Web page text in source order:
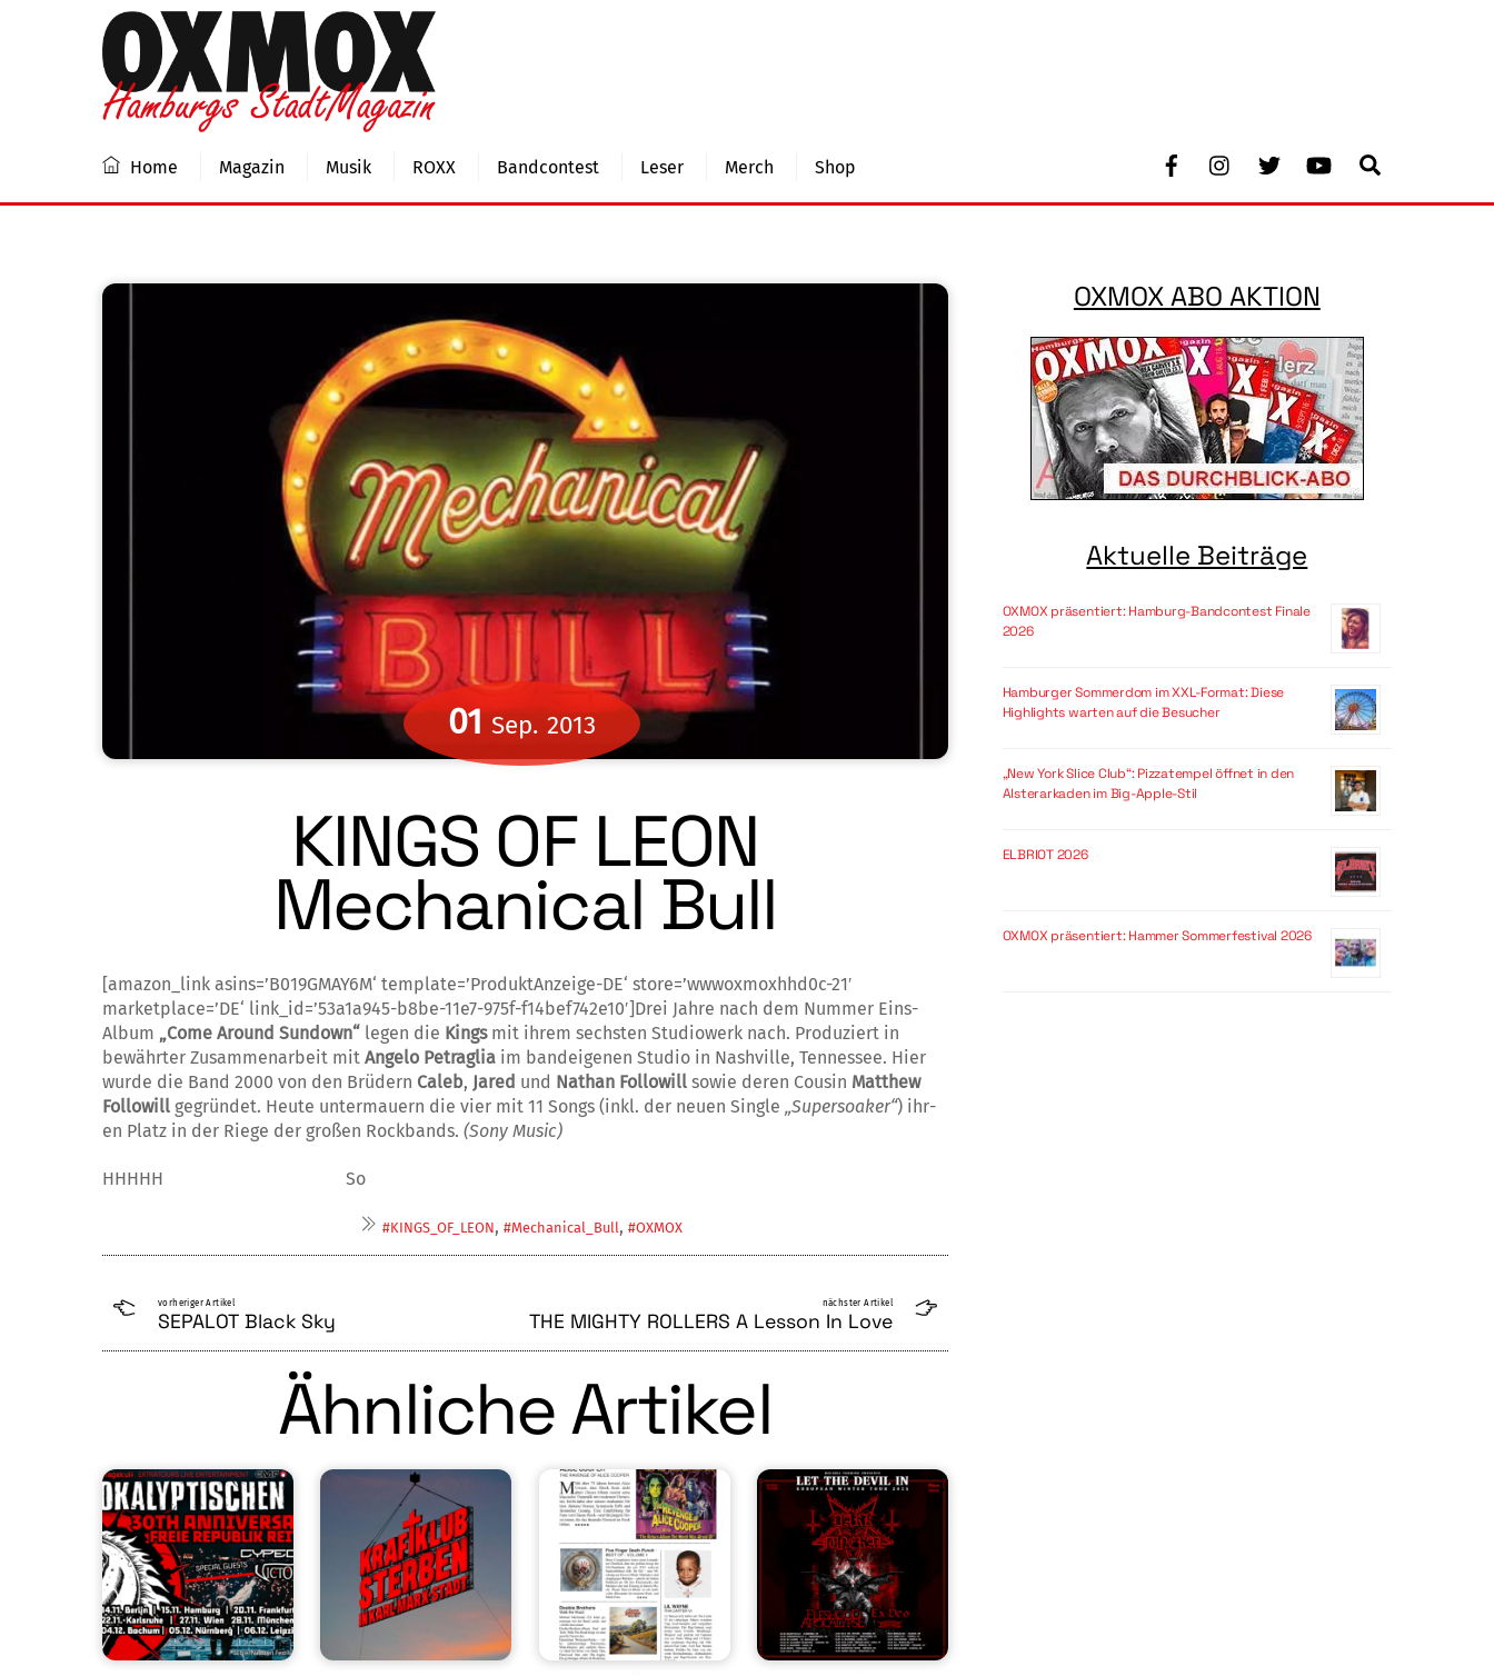
Facebook Youtube
Home Magazin Musik ROXX Bandcontest Leser Merch Shop
01 Sep. 2013
KINGS OF LEON
Mechanical Bull
[amazon_link asins=’B019GMAY6M‘ template=’ProduktAnzeige-DE‘ store=’wwwoxmoxhhd0c-21′
marketplace=’DE‘ link_id=’53a1a945-b8be-11e7-975f-f14bef742e10′]Drei Jahre nach dem Nummer Eins-
Album „Come Around Sundown“ le­gen die Kingsmit ihrem sechsten Stu­dio­werk nach. Produziert in
bewährter Zusammenarbeit mit Angelo Petraglia im bandeigenen Studio in Nashville, Tennessee. Hier
wurde die Band 2000 von den Brüdern Caleb, Jared und Na­than Followill sowie deren Cousin Matthew
Followill gegründet. Heute un­termauern die vier mit 11 Songs (in­kl. der neuen Single „Supersoaker“) ihr­­
en Platz in der Riege der großen Rock­bands. (Sony Music)
HHHHH So
#KINGS_OF_LEON,#Mechanical_Bull,#OXMOX
vorheriger Artikel
SEPALOT Black Sky
nächster Artikel
THE MIGHTY ROLLERS A Lesson In Love
Ähnliche Artikel
OXMOX ABO AKTION
Aktuelle Beiträge
OXMOX präsentiert: Hamburg-Bandcontest Finale
2026
Hamburger Sommerdom im XXL-Format: Diese
Highlights warten auf die Besucher
„New York Slice Club“: Pizzatempel öffnet in den
Alsterarkaden im Big-Apple-Stil
ELBRIOT 2026
OXMOX präsentiert: Hammer Sommerfestival 2026